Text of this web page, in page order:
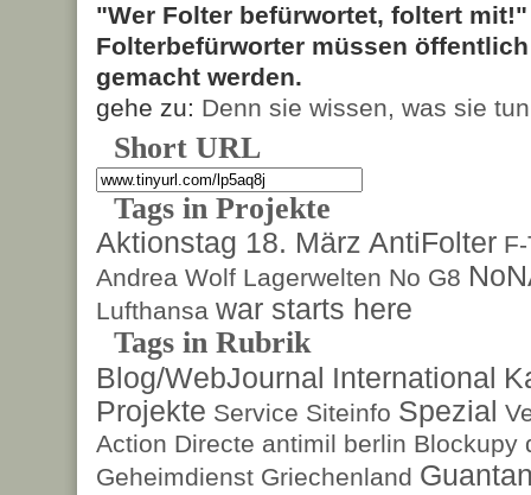
"Wer Folter befürwortet, foltert
Folterbefürworter müssen
gemacht werden.
gehe zu: Denn sie wissen, was sie tun
Short URL
Tags in Projekte
Aktionstag 18. März AntiFolter
Andrea Wolf Lagerwelten No G8
Lufthansa war starts here
Tags in Rubrik
Blog/WebJournal International
Projekte Service Siteinfo Spezial
Action Directe antimil berlin Blockupy
Geheimdienst Griechenland